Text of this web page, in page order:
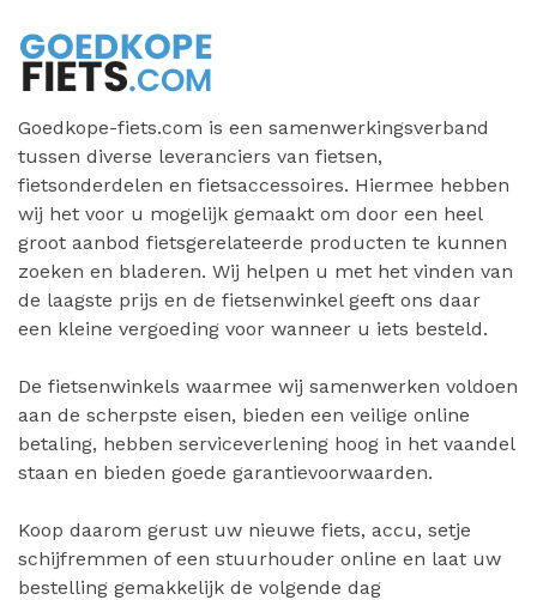
Goedkope-fiets.com is een samenwerkingsverband
tussen diverse leveranciers van fietsen,
fietsonderdelen en fietsaccessoires. Hiermee hebben
wij het voor u mogelijk gemaakt om door een heel
groot aanbod fietsgerelateerde producten te kunnen
zoeken en bladeren. Wij helpen u met het vinden van
de laagste prijs en de fietsenwinkel geeft ons daar
een kleine vergoeding voor wanneer u iets besteld.
De fietsenwinkels waarmee wij samenwerken voldoen
aan de scherpste eisen, bieden een veilige online
betaling, hebben serviceverlening hoog in het vaandel
staan en bieden goede garantievoorwaarden.
Koop daarom gerust uw nieuwe fiets, accu, setje
schijfremmen of een stuurhouder online en laat uw
bestelling gemakkelijk de volgende dag